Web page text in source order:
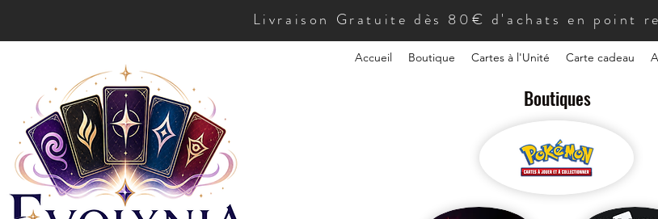
Livraison Gratuite dès 80€ d'achats en point
Accueil Boutique Cartes à l'Unité Carte cadeau
Boutiques